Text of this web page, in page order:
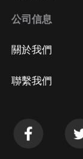
公司信息
關於我們
聯繫我們